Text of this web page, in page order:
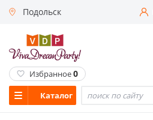
Подольск
Каталог
Избранное0